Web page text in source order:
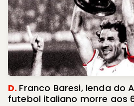
D. Franco Baresi, lenda do
futebol italiano morre aos